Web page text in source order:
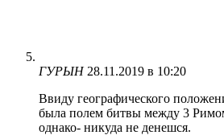
ГУРЫН 28.11.2019 в 10:20
Ввиду географического
была полем битвы между 3
однако- никуда не денешся.